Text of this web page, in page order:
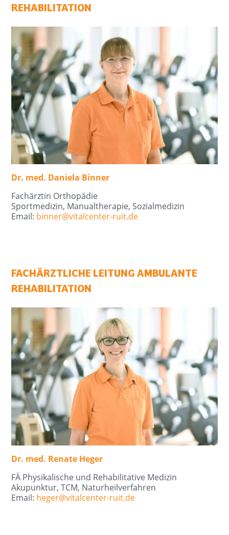
REHABILITATION
Dr. med. Daniela Binner
Fachärztin Orthopädie
Sportmedizin, Manualtherapie, Sozialmedizin
Email: binner@vitalcenter-ruit.de
FACHÄRZTLICHE LEITUNG AMBULANTE
REHABILITATION
Dr. med. Renate Heger
FÄ Physikalische und Rehabilitative Medizin
Akupunktur, TCM, Naturheilverfahren
Email: heger@vitalcenter-ruit.de